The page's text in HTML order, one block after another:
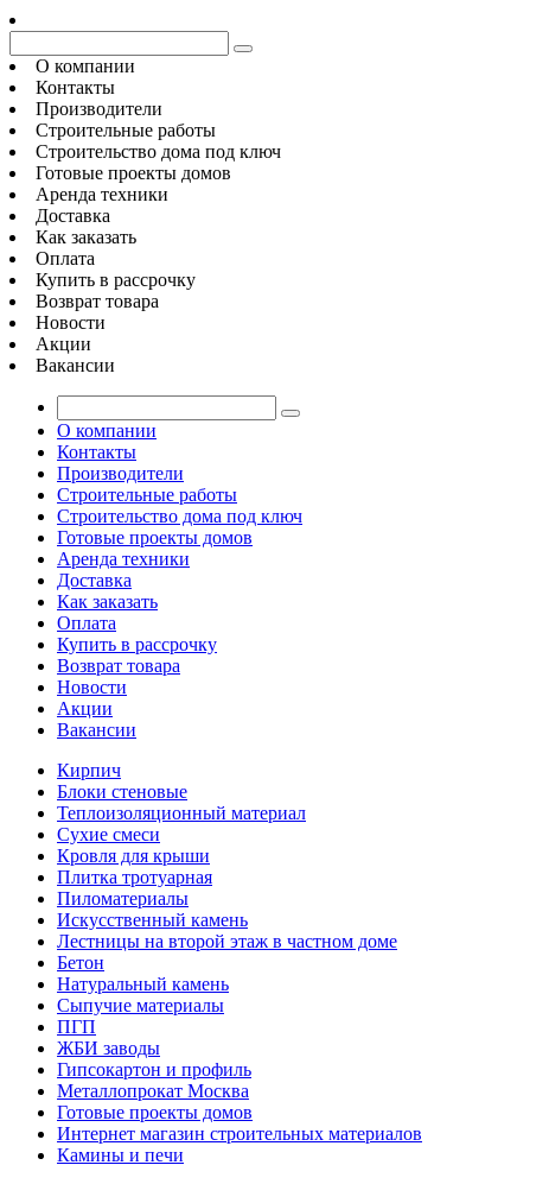
О компании
Контакты
Производители
Строительные работы
Строительство дома под ключ
Готовые проекты домов
Аренда техники
Доставка
Как заказать
Оплата
Купить в рассрочку
Возврат товара
Новости
Акции
Вакансии
О компании
Контакты
Производители
Строительные работы
Строительство дома под ключ
Готовые проекты домов
Аренда техники
Доставка
Как заказать
Оплата
Купить в рассрочку
Возврат товара
Новости
Акции
Вакансии
Кирпич
Блоки стеновые
Теплоизоляционный материал
Сухие смеси
Кровля для крыши
Плитка тротуарная
Пиломатериалы
Искусственный камень
Лестницы на второй этаж в частном доме
Бетон
Натуральный камень
Сыпучие материалы
ПГП
ЖБИ заводы
Гипсокартон и профиль
Металлопрокат Москва
Готовые проекты домов
Интернет магазин строительных материалов
Камины и печи